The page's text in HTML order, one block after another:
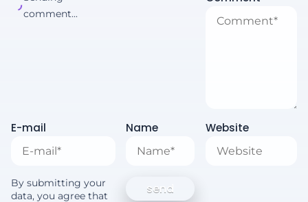
comment...
E-mail Name Website
By submitting your
data, you agree that